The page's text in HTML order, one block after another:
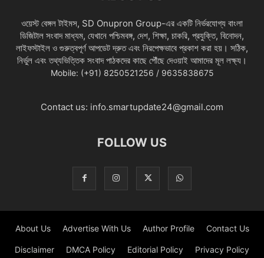
ওয়েস্ট বেঙ্গল টাইমস, SD Onupron Group-এর একটি নির্ভরযোগ্য বাংলা
ডিজিটাল সংবাদ মাধ্যম, যেখানে পশ্চিমবঙ্গ, দেশ, শিক্ষা, চাকরি, প্রযুক্তি, বিনোদন,
লাইফস্টাইল ও গুরুত্বপূর্ণ আপডেট দ্রুত এবং নিরপেক্ষভাবে প্রকাশ করা হয়। সঠিক,
নির্ভুল এবং তথ্যভিত্তিক সংবাদ পাঠকদের কাছে পৌঁছে দেওয়াই আমাদের মূল লক্ষ্য।
Mobile: (+91) 8250521256 / 9635838675
Contact us: info.smartupdate24@gmail.com
FOLLOW US
About Us Advertise With Us Author Profile Contact Us
Disclaimer DMCA Policy Editorial Policy Privacy Policy